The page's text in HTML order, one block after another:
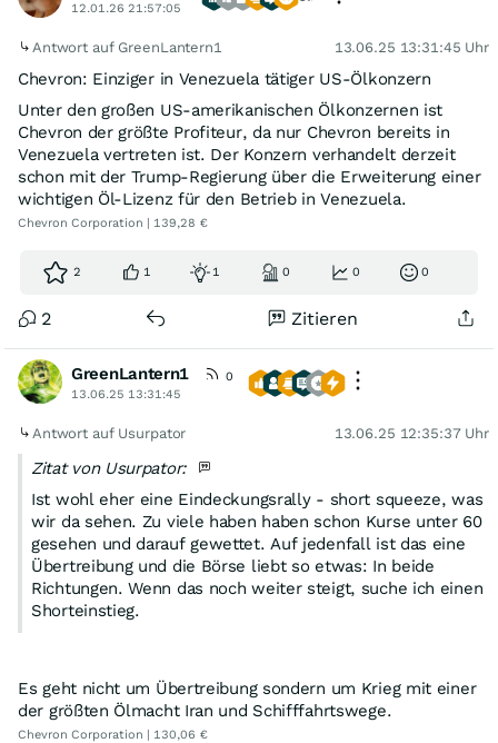
12.01.26 21:57:05
Antwort auf GreenLantern1 13.06.25 13:31:45 Uhr
Chevron: Einziger in Venezuela tätiger US-Ölkonzern
Unter den großen US-amerikanischen Ölkonzernen ist
Chevron der größte Profiteur, da nur Chevron bereits in
Venezuela vertreten ist. Der Konzern verhandelt derzeit
schon mit der Trump-Regierung über die Erweiterung einer
wichtigen Öl-Lizenz für den Betrieb in Venezuela.
Chevron Corporation | 139,28 €
2 1 1 0 0 0
2 Zitieren
GreenLantern1
0
13.06.25 13:31:45
Antwort auf Usurpator 13.06.25 12:35:37 Uhr
Zitat von Usurpator:
Ist wohl eher eine Eindeckungsrally - short squeeze, was
wir da sehen. Zu viele haben haben schon Kurse unter 60
gesehen und darauf gewettet. Auf jedenfall ist das eine
Übertreibung und die Börse liebt so etwas: In beide
Richtungen. Wenn das noch weiter steigt, suche ich einen
Shorteinstieg.
Es geht nicht um Übertreibung sondern um Krieg mit einer
der größten Ölmacht Iran und Schifffahrtswege.
Chevron Corporation | 130,06 €